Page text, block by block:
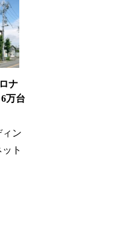
ナ
万台
ィン
ト